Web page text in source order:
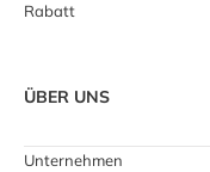
Rabatt
ÜBER UNS
Unternehmen